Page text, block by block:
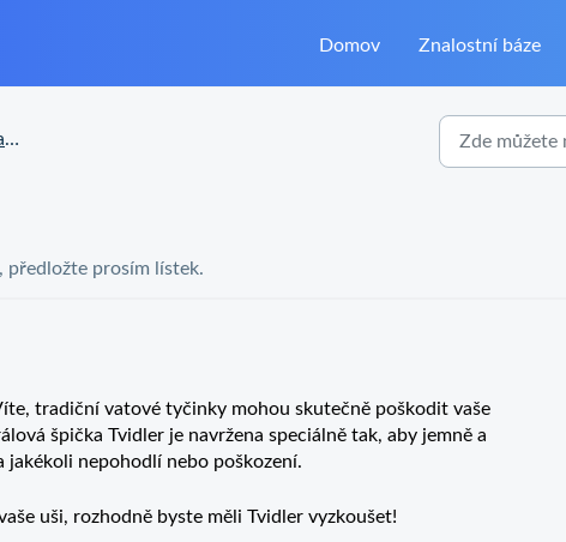
Domov Znalostní báze
předložte prosím lístek.
tradiční vatové tyčinky mohou skutečně poškodit vaše
špička Tvidler je navržena speciálně tak, aby jemně a
jakékoli nepohodlí nebo poškození.
uši, rozhodně byste měli Tvidler vyzkoušet!